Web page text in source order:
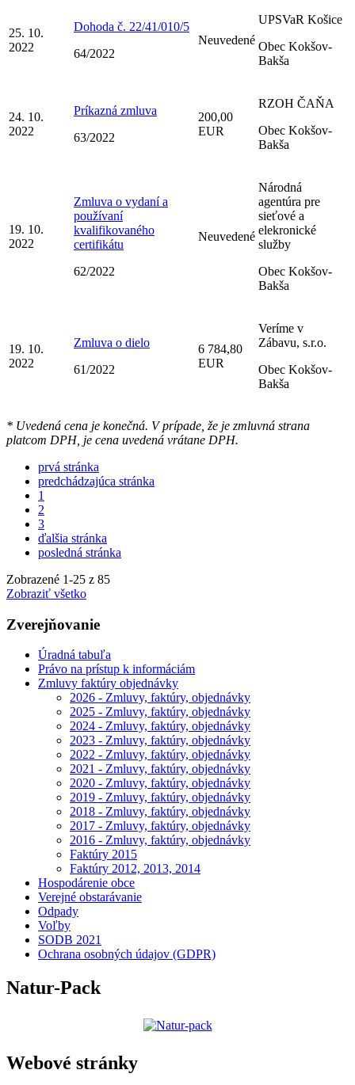
25. 10.
2022
Dohoda č. 22/41/010/5
64/2022
Neuvedené
UPSVaR Košice
Obec Kokšov-
Bakša
24. 10.
2022
Príkazná zmluva
63/2022
200,00
EUR
RZOH ČAŇA
Obec Kokšov-
Bakša
19. 10.
2022
Zmluva o vydaní a
používaní
kvalifikovaného
certifikátu
62/2022
Neuvedené
Národná
agentúra pre
sieťové a
elekronické
služby
Obec Kokšov-
Bakša
19. 10.
2022
Zmluva o dielo
61/2022
6 784,80
EUR
Veríme v
Zábavu, s.r.o.
Obec Kokšov-
Bakša
* Uvedená cena je konečná. V prípade, že je zmluvná strana
platcom DPH, je cena uvedená vrátane DPH.
prvá stránka
predchádzajúca stránka
1
2
3
ďalšia stránka
posledná stránka
Zobrazené 1-25 z 85
Zobraziť všetko
Zverejňovanie
Úradná tabuľa
Právo na prístup k informáciám
Zmluvy faktúry objednávky
2026 - Zmluvy, faktúry, objednávky
2025 - Zmluvy, faktúry, objednávky
2024 - Zmluvy, faktúry, objednávky
2023 - Zmluvy, faktúry, objednávky
2022 - Zmluvy, faktúry, objednávky
2021 - Zmluvy, faktúry, objednávky
2020 - Zmluvy, faktúry, objednávky
2019 - Zmluvy, faktúry, objednávky
2018 - Zmluvy, faktúry, objednávky
2017 - Zmluvy, faktúry, objednávky
2016 - Zmluvy, faktúry, objednávky
Faktúry 2015
Faktúry 2012, 2013, 2014
Hospodárenie obce
Verejné obstarávanie
Odpady
Voľby
SODB 2021
Ochrana osobných údajov (GDPR)
Natur-Pack
Webové stránky